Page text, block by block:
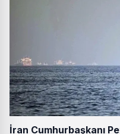
İran Cumhurbaşkanı